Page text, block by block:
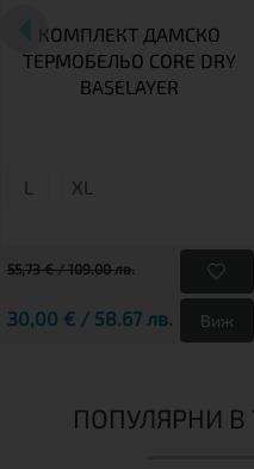
КОМПЛЕКТ ДАМСКО
ТЕРМОБЕЛЬО CORE DRY
BASELAYER
L XL
55,73 € / 109.00 лв.
30,00 € / 58.67 лв. Виж
ПОПУЛЯРНИ В